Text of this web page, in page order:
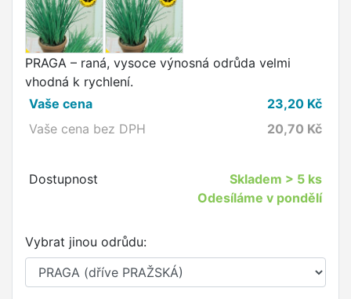
PRAGA – raná, vysoce výnosná odrůda velmi
vhodná k rychlení.
Vaše cena
23,20 Kč
Vaše cena bez DPH
20,70 Kč
Dostupnost Skladem > 5 ks
Odesíláme v pondělí
Vybrat jinou odrůdu: